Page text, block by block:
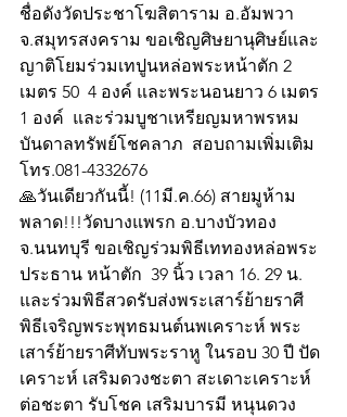
ชื่อดังวัดประชาโฆสิตาราม อ.อัมพวา
จ.สมุทรสงคราม ขอเชิญศิษยานุศิษย์และ
ญาติโยมร่วมเทปูนหล่อพระหน้าตัก 2
เมตร 50  4 องค์ และพระนอนยาว 6 เมตร
1 องค์  และร่วมบูชาเหรียญมหาพรหม
บันดาลทรัพย์โชคลาภ  สอบถามเพิ่มเติม
โทร.081-4332676
🙏วันเดียวกันนี้! (11มี.ค.66) สายมูห้าม
พลาด!!!วัดบางแพรก อ.บางบัวทอง
จ.นนทบุรี ขอเชิญร่วมพิธีเททองหล่อพระ
ประธาน หน้าตัก  39 นิ้ว เวลา 16. 29 น.
และร่วมพิธีสวดรับส่งพระเสาร์ย้ายราศี
พิธีเจริญพระพุทธมนต์นพเคราะห์ พระ
เสาร์ย้ายราศีทับพระราหู ในรอบ 30 ปี ปัด
เคราะห์ เสริมดวงชะตา สะเดาะเคราะห์
ต่อชะตา รับโชค เสริมบารมี หนุนดวง